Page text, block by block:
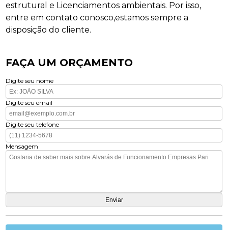
estrutural e Licenciamentos ambientais. Por isso,
entre em contato conosco,estamos sempre a
disposição do cliente.
FAÇA UM ORÇAMENTO
Digite seu nome
Digite seu email
Digite seu telefone
Mensagem